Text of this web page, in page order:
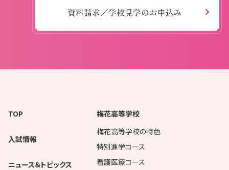
資料請求／学校見学のお申込み
TOP
入試情報
ニュース＆トピックス
梅花高等学校
梅花高等学校の特色
特別進学コース
看護医療コース